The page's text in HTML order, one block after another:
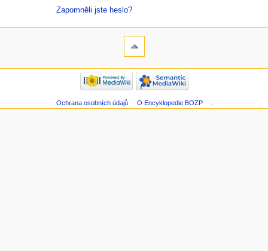
Zapomněli jste heslo?
Ochrana osobních údajů O Encyklopedie BOZP